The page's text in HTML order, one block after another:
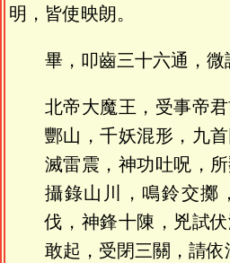
明，皆使映朗。
畢，叩齒三十六通，微
北帝大魔王，受事帝
酆山，千妖混形，九
滅雷震，神功吐呪，
攝錄山川，鳴鈴交擲
伐，神鋒十陳，兇試
敢起，受閉三關，請依